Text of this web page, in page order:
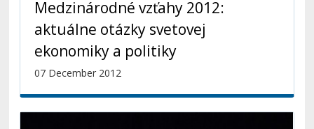
Medzinárodné vzťahy 2012:
aktuálne otázky svetovej
ekonomiky a politiky
07 December 2012